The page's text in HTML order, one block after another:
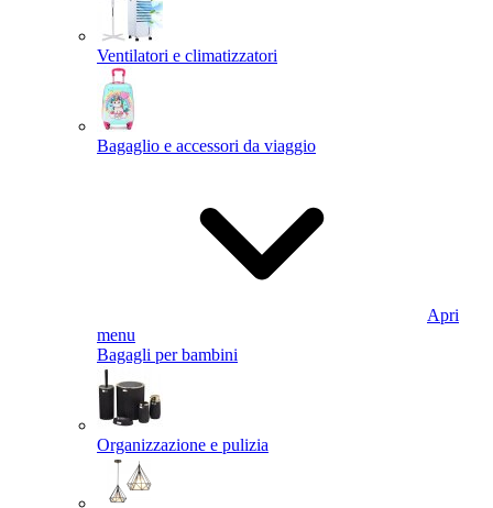
Ventilatori e climatizzatori
Bagaglio e accessori da viaggio
Apri
menu
Bagagli per bambini
Organizzazione e pulizia